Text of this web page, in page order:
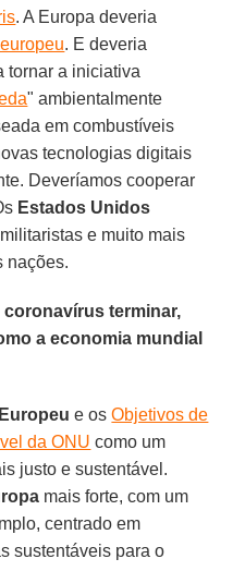
. A Europa deveria
. E deveria
tornar a iniciativa
" ambientalmente
em combustíveis
tecnologias digitais
Deveríamos cooperar
Estados Unidos
e muito mais
nações.
terminar,
a economia mundial
e osObjetivos de
da ONU como um
justo e sustentável.
mais forte, com um
centrado em
sustentáveis ​​para o